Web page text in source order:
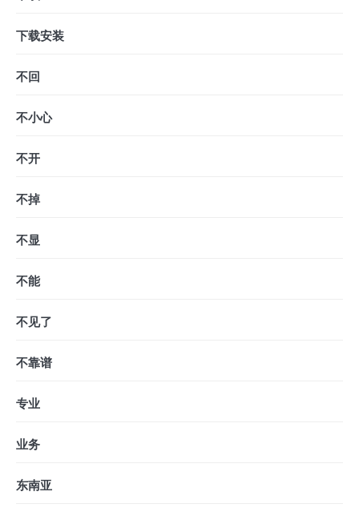
下载安装
不回
不小心
不开
不掉
不显
不能
不见了
不靠谱
专业
业务
东南亚